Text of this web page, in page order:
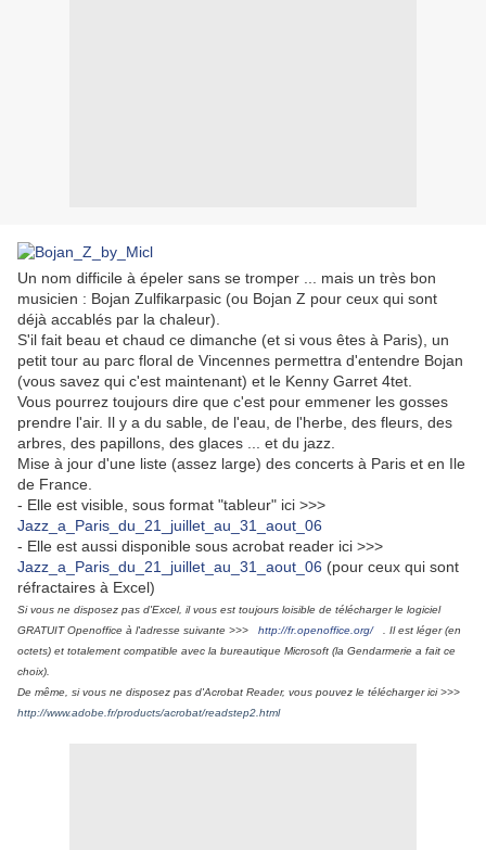
Un nom difficile à épeler sans se tromper ... mais un très bon
musicien : Bojan Zulfikarpasic (ou Bojan Z pour ceux qui sont
déjà accablés par la chaleur).
S'il fait beau et chaud ce dimanche (et si vous êtes à Paris), un
petit tour au parc floral de Vincennes permettra d'entendre Bojan
(vous savez qui c'est maintenant) et le Kenny Garret 4tet.
Vous pourrez toujours dire que c'est pour emmener les gosses
prendre l'air. Il y a du sable, de l'eau, de l'herbe, des fleurs, des
arbres, des papillons, des glaces ... et du jazz.
Mise à jour d'une liste (assez large) des concerts à Paris et en Ile
de France.
- Elle est visible, sous format "tableur" ici >>>
Jazz_a_Paris_du_21_juillet_au_31_aout_06
- Elle est aussi disponible sous acrobat reader ici >>>
Jazz_a_Paris_du_21_juillet_au_31_aout_06 (pour ceux qui sont
réfractaires à Excel)
Si vous ne disposez pas d'Excel, il vous est toujours loisible de télécharger le logiciel
GRATUIT Openoffice à l'adresse suivante >>> http://fr.openoffice.org/. Il est léger (en
octets) et totalement compatible avec la bureautique Microsoft (la Gendarmerie a fait ce
choix).
De même, si vous ne disposez pas d'Acrobat Reader, vous pouvez le télécharger ici >>>
http://www.adobe.fr/products/acrobat/readstep2.html